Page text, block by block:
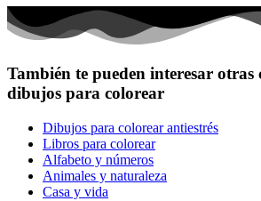
También te pueden interesar otras
dibujos para colorear
Dibujos para colorear antiestrés
Libros para colorear
Alfabeto y números
Animales y naturaleza
Casa y vida